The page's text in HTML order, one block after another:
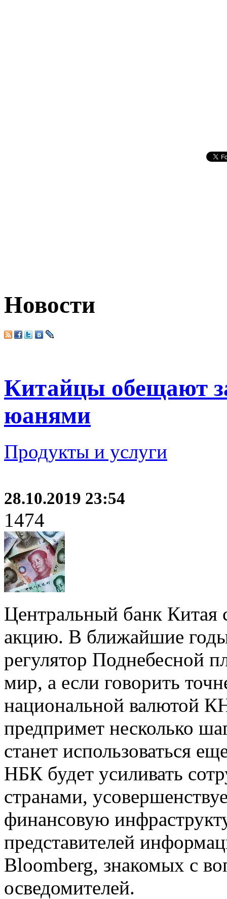
Новости
Китайцы обещают
юанями
Продукты и услуги
28.10.2019 23:54
1474
Центральный банк Китая
акцию. В ближайшие
регулятор Поднебесной
мир, а если говорить
национальной валютой
предпримет несколько
станет использоваться
НБК будет усиливать
странами,
финансовую
представителей
Bloomberg, знакомых с
осведомителей.